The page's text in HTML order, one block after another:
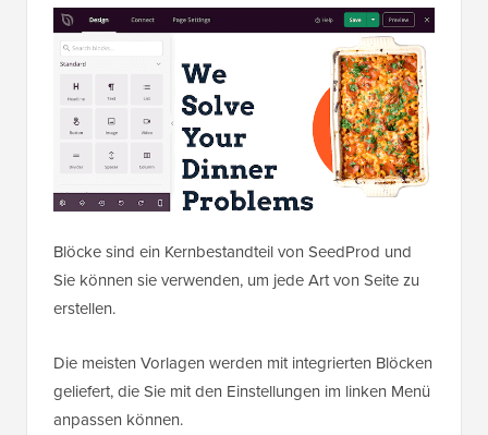
Blöcke sind ein Kernbestandteil von SeedProd und
Sie können sie verwenden, um jede Art von Seite zu
erstellen.
Die meisten Vorlagen werden mit integrierten Blöcken
geliefert, die Sie mit den Einstellungen im linken Menü
anpassen können.